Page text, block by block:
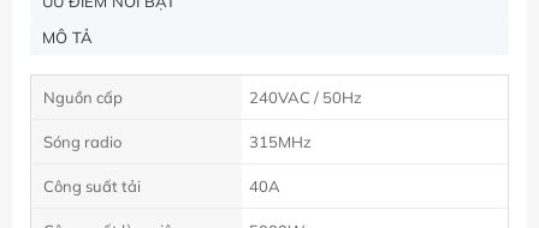
MÔ TẢ
Nguồn cấp 240VAC / 50Hz
Sóng radio 315MHz
Công suất tải 40A